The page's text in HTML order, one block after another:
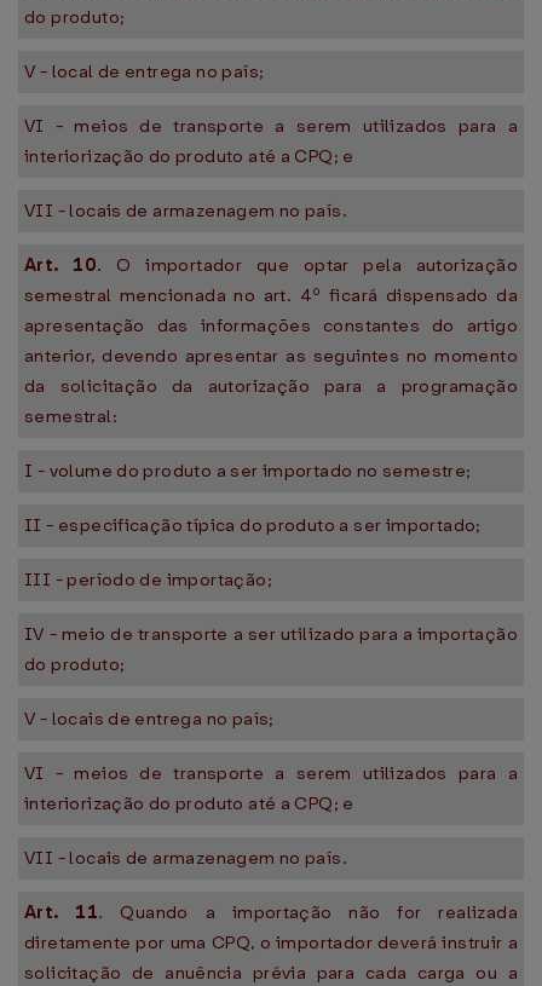
do produto;
V - local de entrega no país;
VI - meios de transporte a serem utilizados para a
interiorização do produto até a CPQ; e
VII - locais de armazenagem no país.
Art. 10. O importador que optar pela autorização
semestral mencionada no art. 4º ficará dispensado da
apresentação das informações constantes do artigo
anterior, devendo apresentar as seguintes no momento
da solicitação da autorização para a programação
semestral:
I - volume do produto a ser importado no semestre;
II - especificação típica do produto a ser importado;
III - período de importação;
IV - meio de transporte a ser utilizado para a importação
do produto;
V - locais de entrega no país;
VI - meios de transporte a serem utilizados para a
interiorização do produto até a CPQ; e
VII - locais de armazenagem no país.
Art. 11. Quando a importação não for realizada
diretamente por uma CPQ, o importador deverá instruir a
solicitação de anuência prévia para cada carga ou a